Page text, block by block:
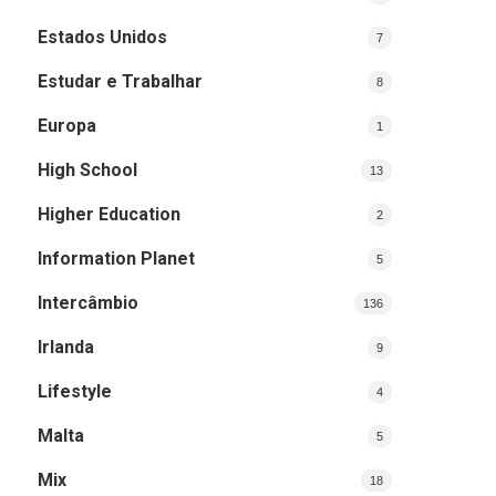
Estados Unidos 7
Estudar e Trabalhar 8
Europa 1
High School 13
Higher Education 2
Information Planet 5
Intercâmbio 136
Irlanda 9
Lifestyle 4
Malta 5
Mix 18